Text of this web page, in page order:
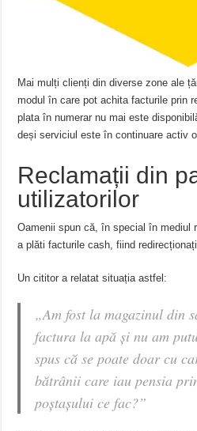
Mai mulți clienți din diverse zone ale
modul în care pot achita facturile prin
plata în numerar nu mai este
deși serviciul este în continuare activ
Reclamații din
utilizatorilor
Oamenii spun că, în special în mediul
a plăti facturile cash, fiind
Un cititor a relatat situația astfel:
„Am fost la magazinul din
factura la apă și nu am
spus că se poate doar cu
bătrânii care iau pensia
poștașului ce fac?”